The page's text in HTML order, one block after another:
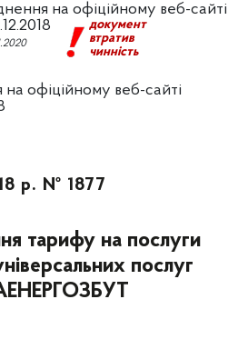
на офіційному веб-сайті
документ
втратив
чинність
офіційному веб-сайті
р. № 1877
тарифу на послуги
послуг